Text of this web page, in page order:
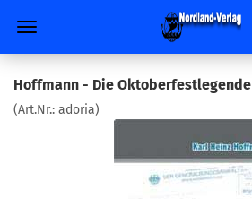
Hoffmann - Die Oktoberfestlegende
(Art.Nr.: adoria)